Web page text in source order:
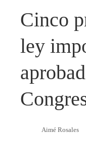
Cinco
ley
Aimé Rosales